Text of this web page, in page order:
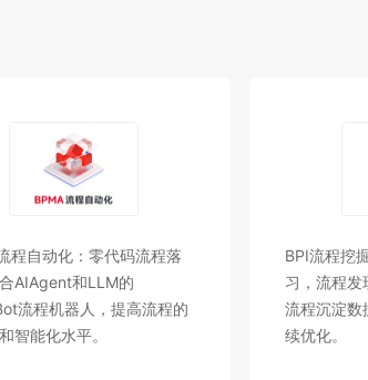
全链路、全要素 的整合：把流程设计、运行、自
界 500 强 这类“真正复杂、真正高要求、真正影响
程自动化：零代码流程落
AIAgent和LLM的
流程机器人，提高流程的
智能化水平。
BPI流程挖
习，流程发
流程沉淀数
续优化。